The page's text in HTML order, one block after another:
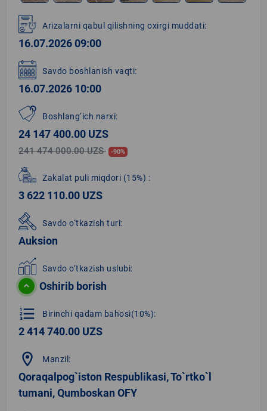
1
of
9
Arizalarni qabul qilishning oxirgi muddati:
16.07.2026 09:00
Savdo boshlanish vaqti:
16.07.2026 10:00
Boshlang‘ich narxi:
24 147 400.00 UZS
241 474 000.00 UZS -90%
Zakalat puli miqdori (15%) :
3 622 110.00 UZS
Savdo o‘tkazish turi:
Auksion
Savdo o‘tkazish uslubi:
Oshirib borish
format_list_numbered Birinchi qadam bahosi(10%):
2 414 740.00 UZS
location_on Manzil:
Qoraqalpog`iston Respublikasi, To`rtko`l
tumani, Qumboskan OFY